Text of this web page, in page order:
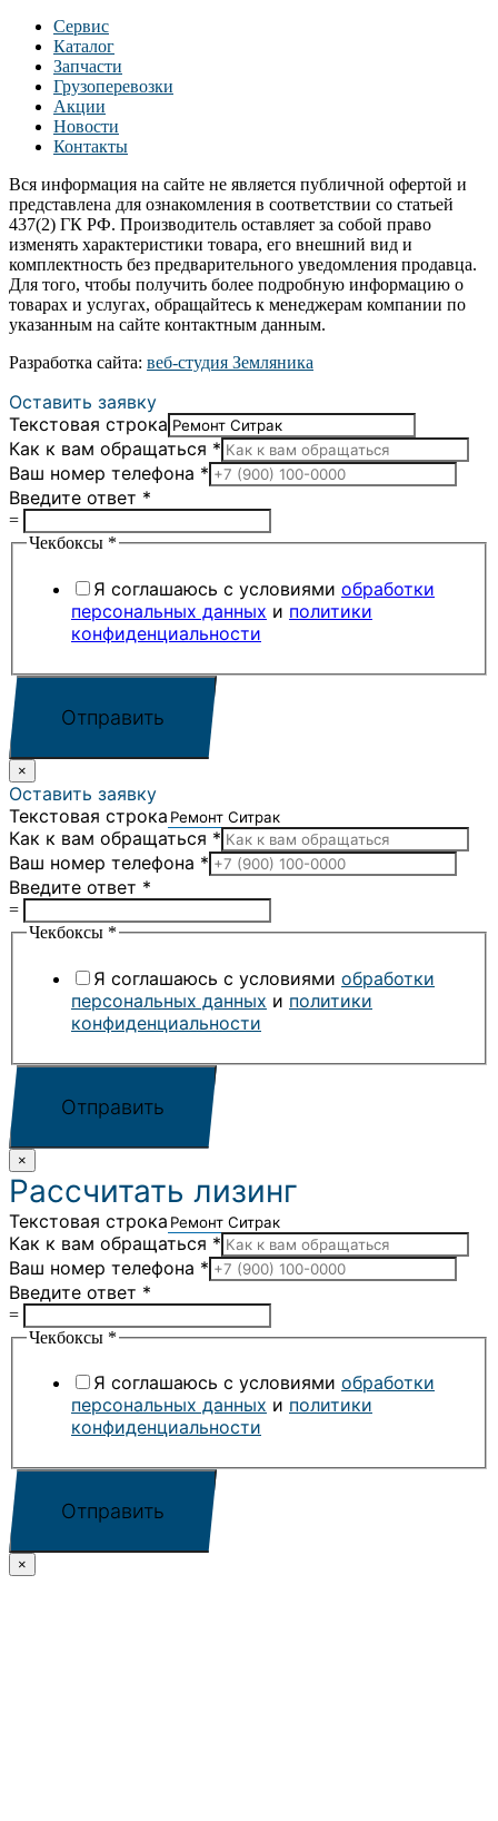
Сервис
Каталог
Запчасти
Грузоперевозки
Акции
Новости
Контакты
Вся информация на сайте не является публичной офертой и
представлена для ознакомления в соответствии со статьей
437(2) ГК РФ. Производитель оставляет за собой право
изменять характеристики товара, его внешний вид и
комплектность без предварительного уведомления продавца.
Для того, чтобы получить более подробную информацию о
товарах и услугах, обращайтесь к менеджерам компании по
указанным на сайте контактным данным.
Разработка сайта: веб-студия Земляника
Оставить заявку
Текстовая строка
Как к вам обращаться *
Ваш номер телефона *
Введите ответ *
=
Чекбоксы *
Я соглашаюсь с условиями обработки
персональных данных и политики
конфиденциальности
Отправить
×
Оставить заявку
Текстовая строка
Как к вам обращаться *
Ваш номер телефона *
Введите ответ *
=
Чекбоксы *
Я соглашаюсь с условиями обработки
персональных данных и политики
конфиденциальности
Отправить
×
Рассчитать лизинг
Текстовая строка
Как к вам обращаться *
Ваш номер телефона *
Введите ответ *
=
Чекбоксы *
Я соглашаюсь с условиями обработки
персональных данных и политики
конфиденциальности
Отправить
×